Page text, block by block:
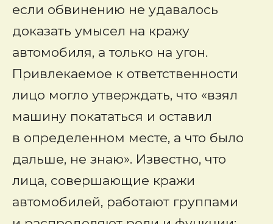
если обвинению не удавалось
доказать умысел на кражу
автомобиля, а только на угон.
Привлекаемое к ответственности
лицо могло утверждать, что «взял
машину покататься и оставил
в определенном месте, а что было
дальше, не знаю». Известно, что
лица, совершающие кражи
автомобилей, работают группами